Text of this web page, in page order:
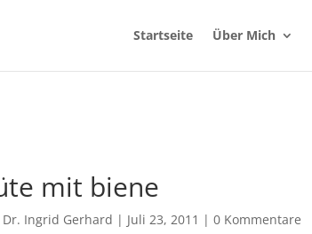
Startseite Über Mich
mit biene
Dr. Ingrid Gerhard | Juli 23, 2011 | 0 Kommentare